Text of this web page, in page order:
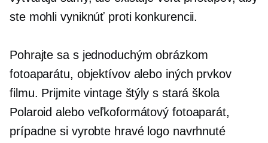
ste mohli vyniknúť proti konkurencii.
Pohrajte sa s jednoduchým obrázkom
fotoaparátu, objektívov alebo iných prvkov
filmu. Prijmite vintage štýly s stará škola
Polaroid alebo veľkoformátový fotoaparát,
prípadne si vyrobte hravé logo navrhnuté